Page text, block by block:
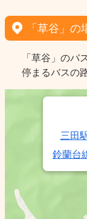
「草谷」の
「草谷」のバ
停まるバスの
三田
鈴蘭台